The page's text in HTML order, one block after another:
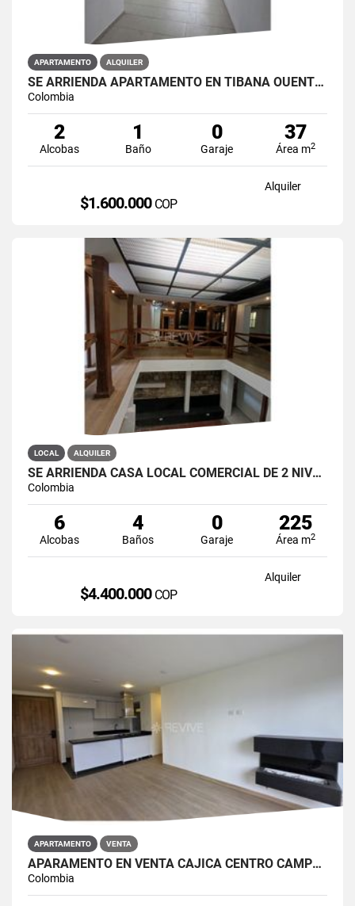
APARTAMENTO ALQUILER
SE ARRIENDA APARTAMENTO EN TIBANA OUENTE ARANDA CONJUNTO OPORTO
Colombia
2
Alcobas
1
Baño
0
Garaje
37
Área m2
Alquiler
$1.600.000 COP
LOCAL ALQUILER
SE ARRIENDA CASA LOCAL COMERCIAL DE 2 NIVELES EN LA CANDELARIA
Colombia
6
Alcobas
4
Baños
0
Garaje
225
Área m2
Alquiler
$4.400.000 COP
APARTAMENTO VENTA
APARAMENTO EN VENTA CAJICÁ CENTRO CAMPUS CLUB RESERVADO
Colombia